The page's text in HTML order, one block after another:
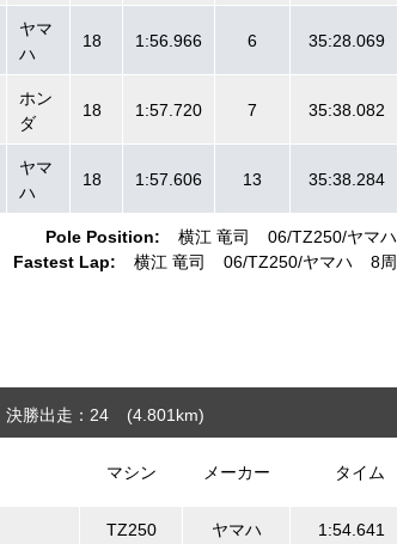
Pole Position: 横江 竜司 06/TZ250 ヤマハ
Fastest Lap:
横江 竜司 06/TZ250 ヤマハ 8周
ヤマ
ハ
18 1:56.966 6 35:28.069
ホン
ダ
18 1:57.720 7 35:38.082
ヤマ
ハ
18 1:57.606 13 35:38.284
決勝出走：24 (4.801 km)
マシン メーカー タイム
TZ250 ヤマハ 1:54.641